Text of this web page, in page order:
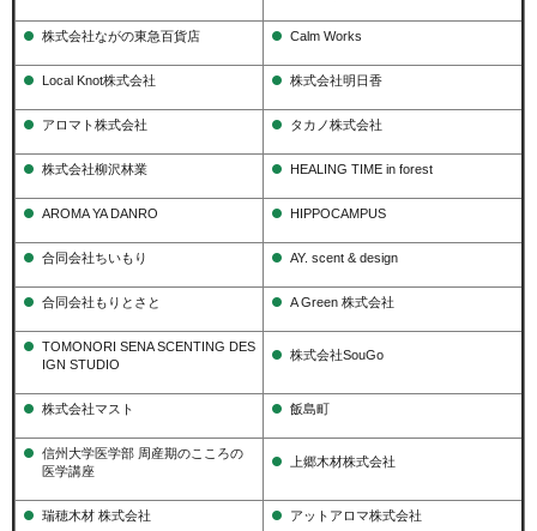
株式会社ながの東急百貨店 Calm Works
Local Knot株式会社 株式会社明日香
アロマト株式会社 タカノ株式会社
株式会社柳沢林業 HEALING TIME in forest
AROMA YA DANRO HIPPOCAMPUS
合同会社ちいもり AY. scent & design
合同会社もりとさと A Green 株式会社
TOMONORI SENA SCENTING DES
IGN STUDIO
株式会社SouGo
株式会社マスト 飯島町
信州大学医学部 周産期のこころの
医学講座
上郷木材株式会社
瑞穂木材 株式会社 アットアロマ株式会社